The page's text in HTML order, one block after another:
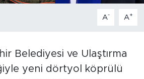
A- A+
Belediyesi ve Ulaştırma
yeni dörtyol köprülü